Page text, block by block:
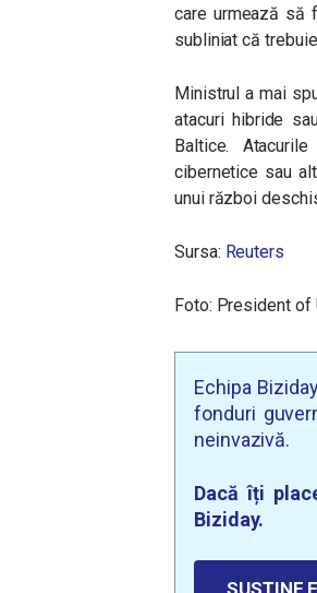
care urmează să
subliniat că
Ministrul a mai
atacuri hibride
Baltice.
cibernetice sau
unui război
Sursa: Reuters
Foto: President of
Echipa
fonduri
neinvazivă.
Dacă îți
Biziday.